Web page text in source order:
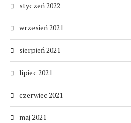
styczeń 2022
wrzesień 2021
sierpień 2021
lipiec 2021
czerwiec 2021
maj 2021